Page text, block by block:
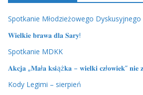
Spotkanie Młodzieżowego Dyskusyjnego
𝐖𝐢𝐞𝐥𝐤𝐢𝐞 𝐛𝐫𝐚𝐰𝐚 𝐝𝐥𝐚 𝐒𝐚𝐫𝐲!
Spotkanie MDKK
𝐀𝐤𝐜𝐣𝐚 „𝐌𝐚ł𝐚 𝐤𝐬𝐢ąż𝐤𝐚 – 𝐰𝐢𝐞𝐥𝐤𝐢 𝐜𝐳ł𝐨𝐰𝐢𝐞𝐤” 𝐧𝐢𝐞
Kody Legimi – sierpień